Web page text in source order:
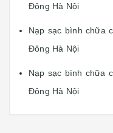
Đông Hà Nội
Nạp sạc bình chữa
Đông Hà Nội
Nạp sạc bình chữa
Đông Hà Nội